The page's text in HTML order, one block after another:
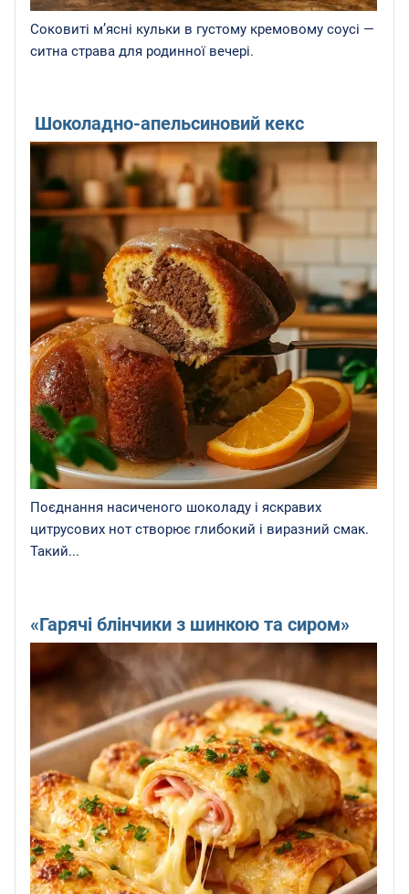
Соковиті м’ясні кульки в густому кремовому соусі —
ситна страва для родинної вечері.
Шоколадно-апельсиновий кекс
Поєднання насиченого шоколаду і яскравих
цитрусових нот створює глибокий і виразний смак.
Такий...
«Гарячі блінчики з шинкою та сиром»